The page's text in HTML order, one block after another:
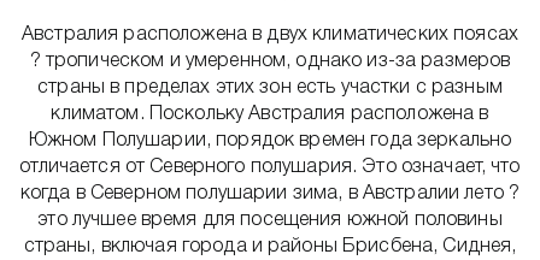
Австралия расположена в двух климатических поясах
? тропическом и умеренном, однако из-за размеров
страны в пределах этих зон есть участки с разным
климатом. Поскольку Австралия расположена в
Южном Полушарии, порядок времен года зеркально
отличается от Северного полушария. Это означает, что
когда в Северном полушарии зима, в Австралии лето ?
это лучшее время для посещения южной половины
страны, включая города и районы Брисбена, Сиднея,